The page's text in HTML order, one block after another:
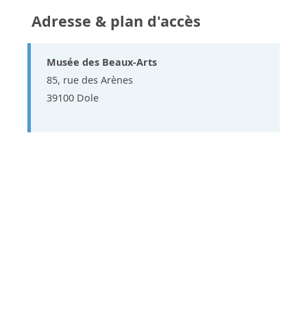
Adresse & plan d'accès
Musée des Beaux-Arts
85, rue des Arènes
39100 Dole